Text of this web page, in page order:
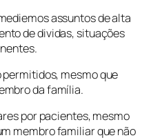
assuntos de alta
de dividas, situações
permitidos, mesmo que
da família.
por pacientes, mesmo
membro familiar que não